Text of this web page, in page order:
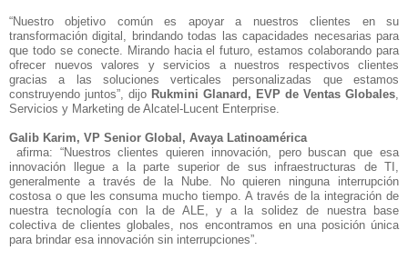
“Nuestro objetivo común es apoyar a nuestros clientes en su
transformación digital, brindando todas las capacidades necesarias para
que todo se conecte. Mirando hacia el futuro, estamos colaborando para
ofrecer nuevos valores y servicios a nuestros respectivos clientes
gracias a las soluciones verticales personalizadas que estamos
construyendo juntos”, dijo Rukmini Glanard, EVP de Ventas Globales
Servicios y Marketing de Alcatel-Lucent Enterprise.
Galib Karim, VP Senior Global, Avaya Latinoamérica
afirma: “Nuestros clientes quieren innovación, pero buscan que esa
innovación llegue a la parte superior de sus infraestructuras de TI,
generalmente a través de la Nube. No quieren ninguna interrupción
costosa o que les consuma mucho tiempo. A través de la integración de
nuestra tecnología con la de ALE, y a la solidez de nuestra base
colectiva de clientes globales, nos encontramos en una posición única
para brindar esa innovación sin interrupciones”.